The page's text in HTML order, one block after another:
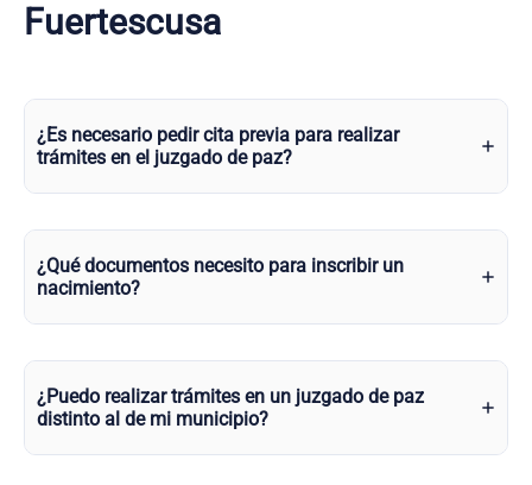
Fuertescusa
¿Es necesario pedir cita previa para realizar
trámites en el juzgado de paz?
¿Qué documentos necesito para inscribir un
nacimiento?
¿Puedo realizar trámites en un juzgado de paz
distinto al de mi municipio?